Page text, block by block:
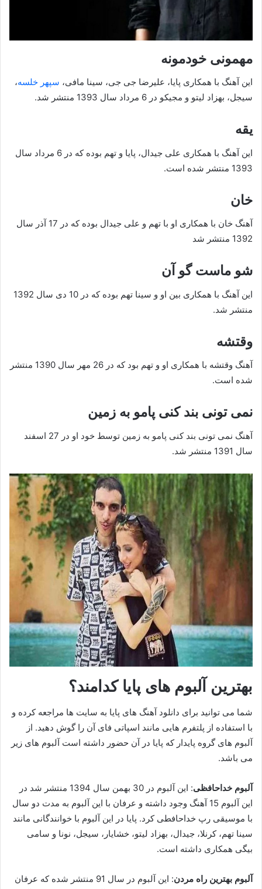
مهمونی خودمونه
این آهنگ با همکاری پایا، علیرضا جی جی، سینا مافی، سپهر خلسه،
سیجل، بهزاد لیتو و مجیکو در 6 مرداد سال 1393 منتشر شد.
یقه
این آهنگ با همکاری علی جیدال، پایا و تهم بوده که در 6 مرداد سال
1393 منتشر شده است.
خان
آهنگ خان با همکاری او با تهم و علی جیدال بوده که در 17 آذر سال
1392 منتشر شد
شو ماست گو آن
این آهنگ با همکاری بین او و سینا تهم بوده که در 10 دی سال 1392
منتشر شد.
وقتشه
آهنگ وقتشه با همکاری او و تهم بود که در 26 مهر سال 1390 منتشر
شده است.
نمی تونی بند کنی پامو به زمین
آهنگ نمی تونی بند کنی پامو به زمین توسط خود او در 27 اسفند
سال 1391 منتشر شد.
بهترین آلبوم های پایا کدامند؟
شما می توانید برای دانلود آهنگ های پایا به سایت ها مراجعه کرده و
با استفاده از پلتفرم هایی مانند اسپاتی فای آن را گوش دهید. از
آلبوم های گروه پایدار که پایا در آن حضور داشته است آلبوم های زیر
می باشد.
آلبوم خداحافظی
: این آلبوم در 30 بهمن سال 1394 منتشر شد در
این آلبوم 15 آهنگ وجود داشته و عرفان با این آلبوم به مدت دو سال
با موسیقی رپ خداحافطی کرد. پایا در این آلبوم با خوانندگانی مانند
سینا تهم، کرنلا، جیدال، بهزاد لیتو، خشایار، سیجل، نونا و سامی
بیگی همکاری داشته است.
آلبوم بهترین راه مردن
: این آلبوم در سال 91 منتشر شده که عرفان